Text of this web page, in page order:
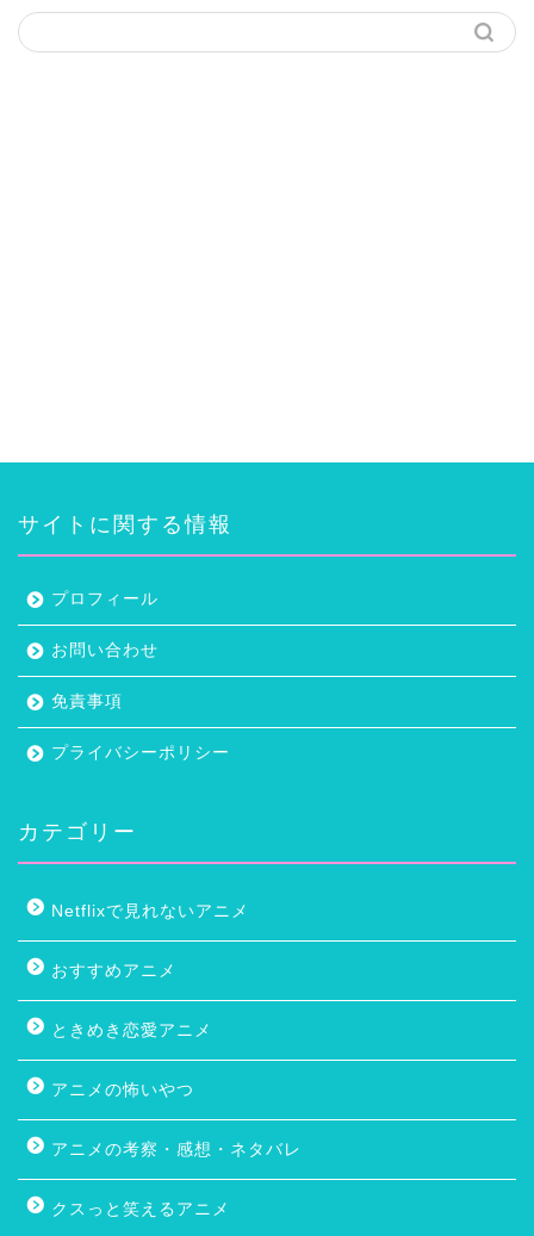
サイトに関する情報
プロフィール
お問い合わせ
免責事項
プライバシーポリシー
カテゴリー
Netflixで見れないアニメ
おすすめアニメ
ときめき恋愛アニメ
アニメの怖いやつ
アニメの考察・感想・ネタバレ
クスっと笑えるアニメ